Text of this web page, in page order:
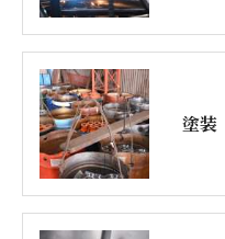
塗装